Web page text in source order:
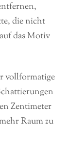
die nicht
das Motiv
vollformatige
Zentimeter
Raum zu